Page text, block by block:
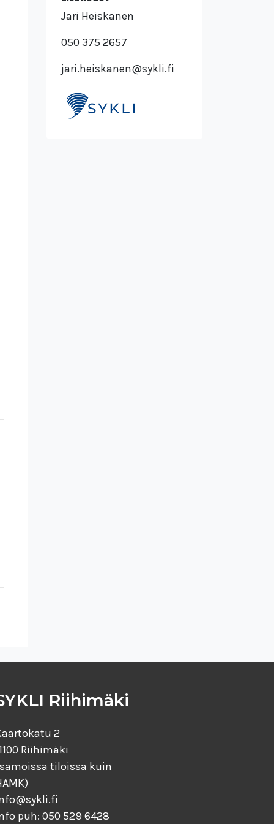
Jari Heiskanen
050 375 2657
jari.heiskanen@sykli.fi
Riihimäki
2
Riihimäki
tiloissa kuin
puh: 050 529 6428